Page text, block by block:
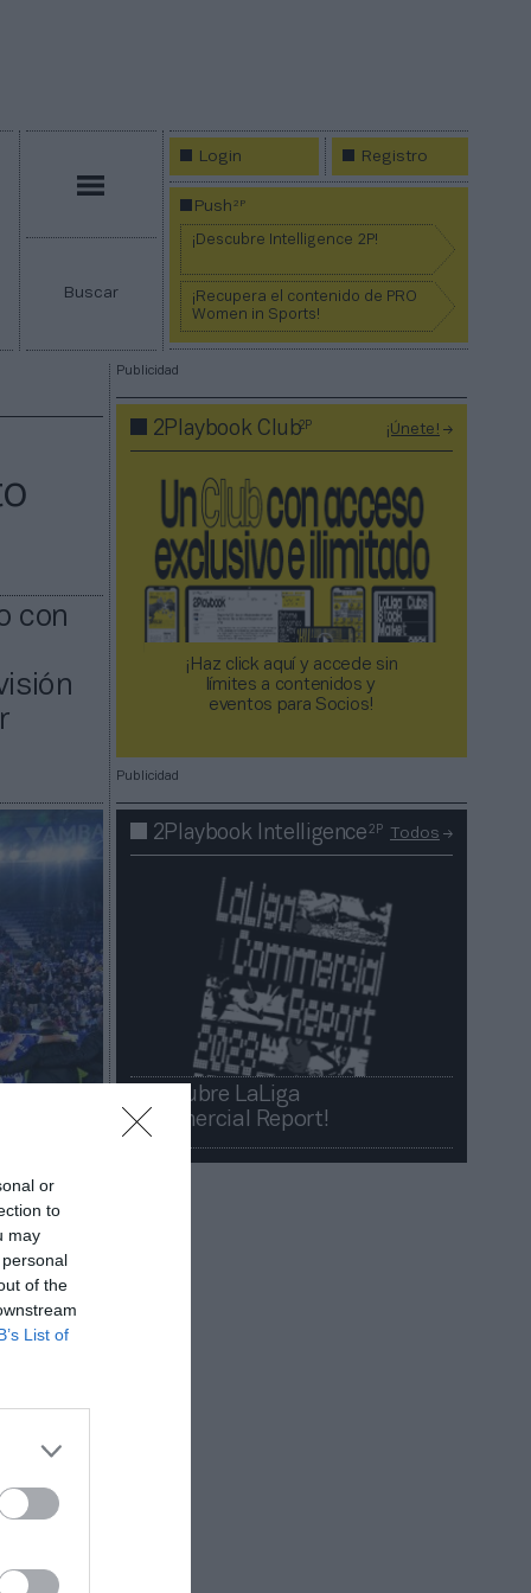
or
to
may
of the
List of
Buscar
Login Registro
Push2P
¡Descubre Intelligence 2P!
¡Recupera el contenido de PRO
Women in Sports!
con
apunta
Publicidad
2Playbook Club2P ¡Únete!
¡Haz click aquí y accede sin
límites a contenidos y
eventos para Socios!​​​​​​​
Publicidad
2Playbook Intelligence2P Todos
¡Descubre LaLiga
Commercial Report!​​